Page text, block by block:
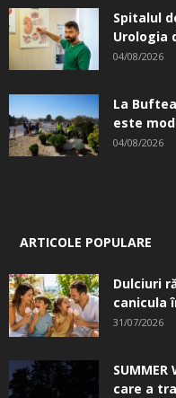
Spitalul
Urologia
04/08/2026
La
este
04/08/2026
ARTICOLE POPULARE
Dulciuri
canicula
31/07/2026
care a